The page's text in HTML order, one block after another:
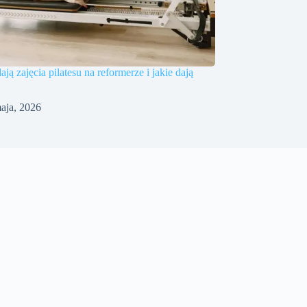
zajęcia pilatesu na reformerze i jakie dają
2026